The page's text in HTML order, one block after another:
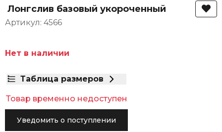
Лонгслив базовый укороченный
Артикул: 4566
Нет в наличии
Таблица размеров
Товар временно недоступен
Уведомить о поступлении